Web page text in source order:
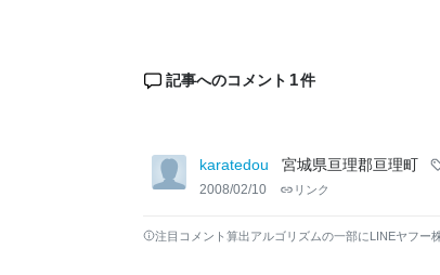
記事へのコメント 1件
karatedou 宮城県亘理郡亘理町
2008/02/10 リンク
注目コメント算出アルゴリズムの一部にLINEヤフー